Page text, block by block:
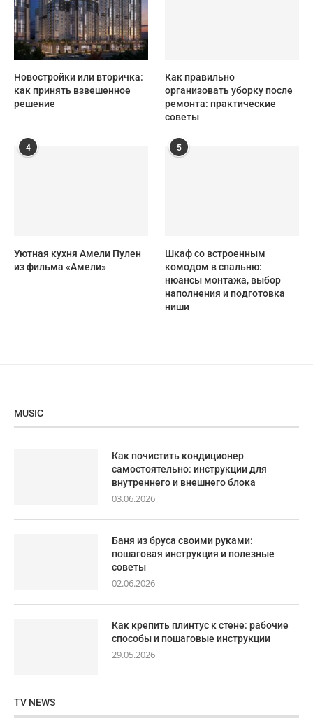
Новостройки или вторичка:
как принять взвешенное
решение
Как правильно
организовать уборку после
ремонта: практические
советы
4
Уютная кухня Амели Пулен
из фильма «Амели»
5
Шкаф со встроенным
комодом в спальню:
нюансы монтажа, выбор
наполнения и подготовка
ниши
MUSIC
Как почистить кондиционер
самостоятельно: инструкции для
внутреннего и внешнего блока
03.06.2026
Баня из бруса своими руками:
пошаговая инструкция и полезные
советы
02.06.2026
Как крепить плинтус к стене: рабочие
способы и пошаговые инструкции
29.05.2026
TV NEWS